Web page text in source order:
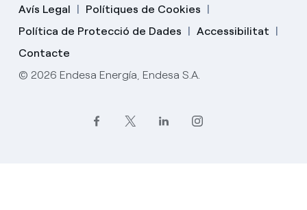
Avís Legal
Polítiques de Cookies
Política de Protecció de Dades
Accessibilitat
Contacte
© 2026 Endesa Energía, Endesa S.A.